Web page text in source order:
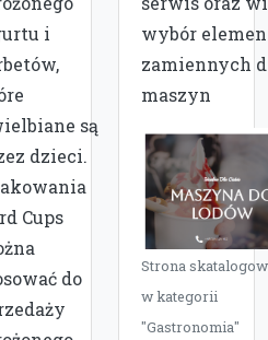
i
są
dzieci.
Cups
do
wybór
zamiennych
maszyn
Strona
w kategorii
"Gastronomia"